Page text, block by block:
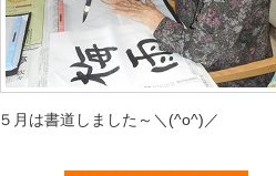
５月は書道しました～＼(^o^)／